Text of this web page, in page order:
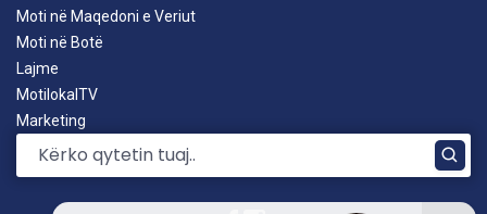
Moti në Maqedoni e Veriut
Moti në Botë
Lajme
MotilokalTV
Marketing